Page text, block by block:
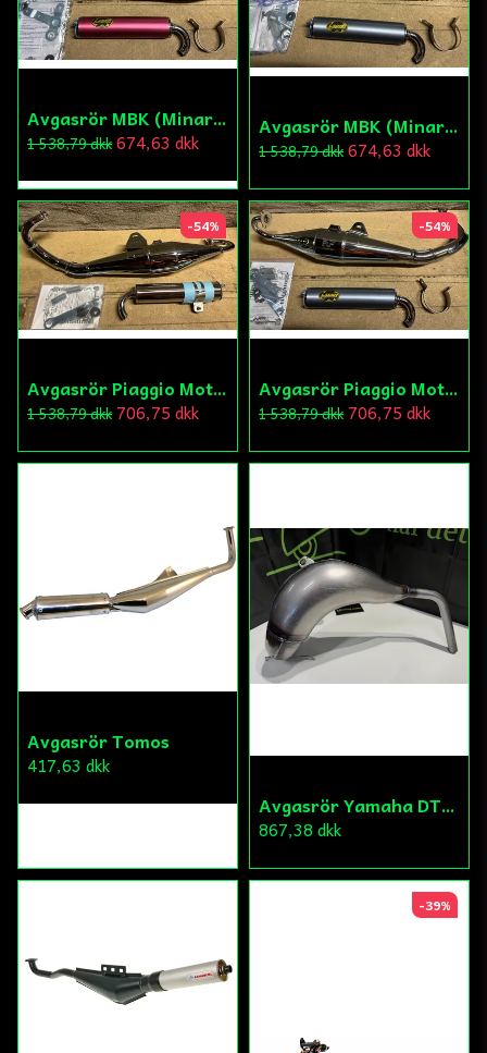
Avgasrör MBK (Minarelli Vertikal)
1 538,79 dkk674,63 dkk
Avgasrör MBK (Minarelli Vertikal)
1 538,79 dkk674,63 dkk
Avgasrör Piaggio Motor
1 538,79 dkk 706,75 dkk
-54%
Avgasrör Piaggio Motor
1 538,79 dkk 706,75 dkk
-54%
Avgasrör Tomos
417,63 dkk
Avgasrör Yamaha DT/Malaguti
867,38 dkk
-39%